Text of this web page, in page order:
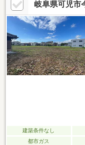
とにかく見学して下さい
すめポイントは多数あり
め物件」です。■とても
明会ご希望の方は『お
５２－９７９－０８８３
岐阜県可児市
建築条件なし
都市ガス